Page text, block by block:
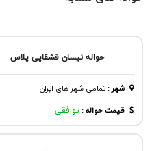
حواله نیسان قشقایی پلاس
شهر:تمامی شهر های ایران
قیمت حواله : توافقی